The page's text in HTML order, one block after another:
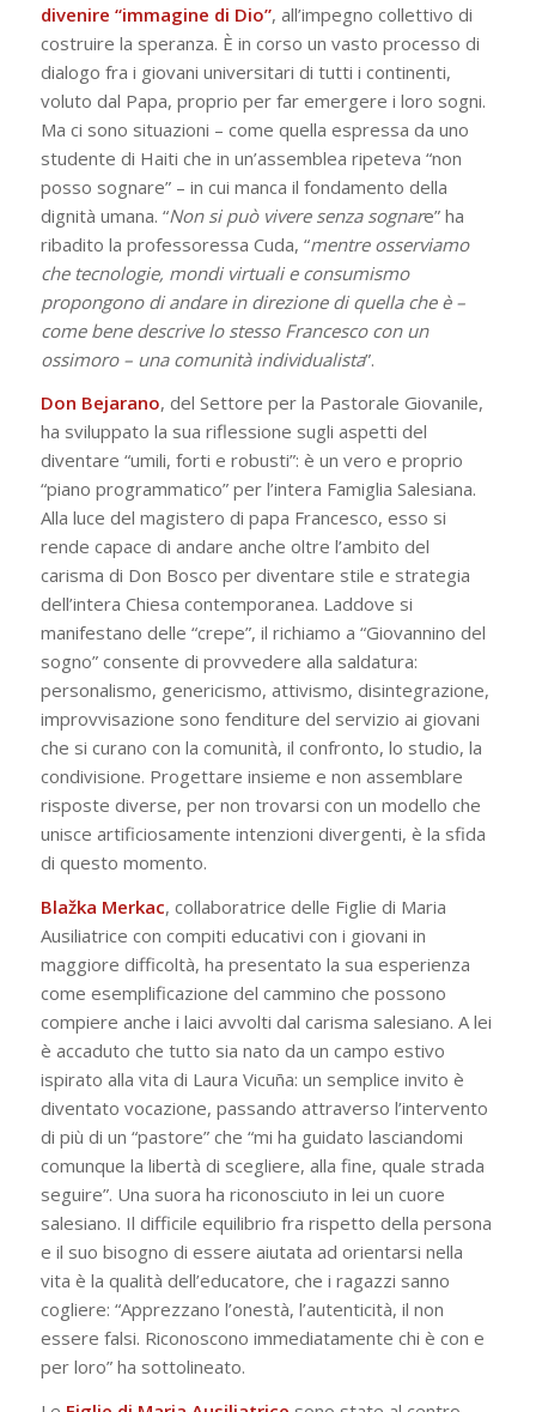
divenire “immagine di Dio”, all’impegno collettivo di
costruire la speranza. È in corso un vasto processo di
dialogo fra i giovani universitari di tutti i continenti,
voluto dal Papa, proprio per far emergere i loro sogni.
Ma ci sono situazioni – come quella espressa da uno
studente di Haiti che in un’assemblea ripeteva “non
posso sognare” – in cui manca il fondamento della
dignità umana. “Non si può vivere senza sognare” ha
ribadito la professoressa Cuda, “mentre osserviamo
che tecnologie, mondi virtuali e consumismo
propongono di andare in direzione di quella che è –
come bene descrive lo stesso Francesco con un
ossimoro – una comunità individualista”.
Don Bejarano, del Settore per la Pastorale Giovanile,
ha sviluppato la sua riflessione sugli aspetti del
diventare “umili, forti e robusti”: è un vero e proprio
“piano programmatico” per l’intera Famiglia Salesiana.
Alla luce del magistero di papa Francesco, esso si
rende capace di andare anche oltre l’ambito del
carisma di Don Bosco per diventare stile e strategia
dell’intera Chiesa contemporanea. Laddove si
manifestano delle “crepe”, il richiamo a “Giovannino del
sogno” consente di provvedere alla saldatura:
personalismo, genericismo, attivismo, disintegrazione,
improvvisazione sono fenditure del servizio ai giovani
che si curano con la comunità, il confronto, lo studio, la
condivisione. Progettare insieme e non assemblare
risposte diverse, per non trovarsi con un modello che
unisce artificiosamente intenzioni divergenti, è la sfida
di questo momento.
Blažka Merkac, collaboratrice delle Figlie di Maria
Ausiliatrice con compiti educativi con i giovani in
maggiore difficoltà, ha presentato la sua esperienza
come esemplificazione del cammino che possono
compiere anche i laici avvolti dal carisma salesiano. A lei
è accaduto che tutto sia nato da un campo estivo
ispirato alla vita di Laura Vicuña: un semplice invito è
diventato vocazione, passando attraverso l’intervento
di più di un “pastore” che “mi ha guidato lasciandomi
comunque la libertà di scegliere, alla fine, quale strada
seguire”. Una suora ha riconosciuto in lei un cuore
salesiano. Il difficile equilibrio fra rispetto della persona
e il suo bisogno di essere aiutata ad orientarsi nella
vita è la qualità dell’educatore, che i ragazzi sanno
cogliere: “Apprezzano l’onestà, l’autenticità, il non
essere falsi. Riconoscono immediatamente chi è con e
per loro” ha sottolineato.